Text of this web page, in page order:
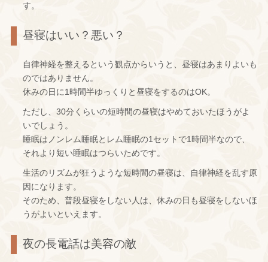
す。
昼寝はいい？悪い？
自律神経を整えるという観点からいうと、昼寝はあまりよいも
のではありません。
休みの日に1時間半ゆっくりと昼寝をするのはOK。
ただし、30分くらいの短時間の昼寝はやめておいたほうがよ
いでしょう。
睡眠はノンレム睡眠とレム睡眠の1セットで1時間半なので、
それより短い睡眠はつらいためです。
生活のリズムが狂うような短時間の昼寝は、自律神経を乱す原
因になります。
そのため、普段昼寝をしない人は、休みの日も昼寝をしないほ
うがよいといえます。
夜の長電話は美容の敵